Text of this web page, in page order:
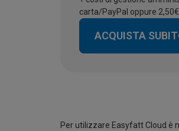
carta/PayPal oppure
ACQUISTA
Per utilizzare Easyfatt Cloud è